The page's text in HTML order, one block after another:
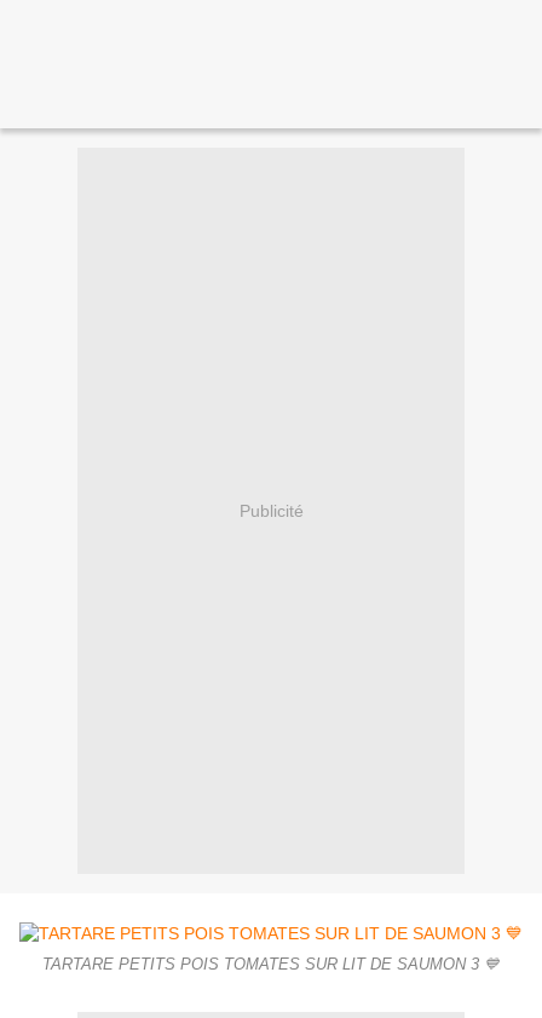
Publicité
TARTARE PETITS POIS TOMATES SUR LIT DE SAUMON 3 💙